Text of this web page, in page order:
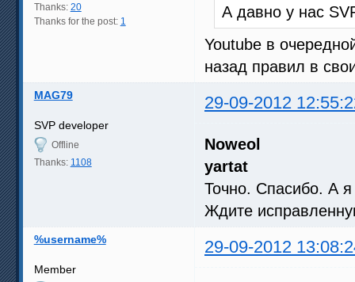
Thanks: 20
Thanks for the post: 1
А давно у нас
Youtube в
назад правил в
MAG79 29-09-2012
SVP developer
Offline
Thanks: 1108
Noweol
yartat
Точно. Спасибо. А
Ждите
%username% 29-09-2012
Member